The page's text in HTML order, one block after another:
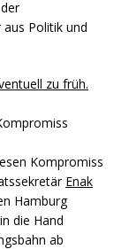
Politik und
zu früh.
Kompromiss
Enak
Hamburg
die Hand
ab